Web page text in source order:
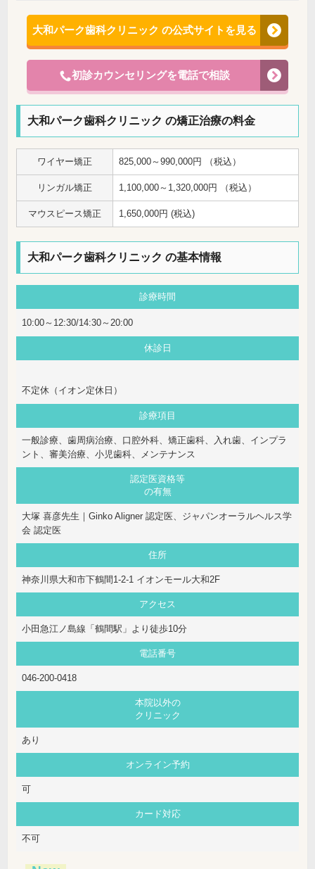
大和パーク歯科クリニック の公式サイトを見る
初診カウンセリングを電話で相談
大和パーク歯科クリニック の矯正治療の料金
ワイヤー矯正 825,000～990,000円 （税込）
リンガル矯正 1,100,000～1,320,000円 （税込）
マウスピース矯正 1,650,000円 (税込)
大和パーク歯科クリニック の基本情報
診療時間
10:00～12:30/14:30～20:00
休診日
不定休（イオン定休日）
診療項目
一般診療、歯周病治療、口腔外科、矯正歯科、入れ歯、インプラ
ント、審美治療、小児歯科、メンテナンス
認定医資格等
の有無
大塚 喜彦先生｜Ginko Aligner 認定医、ジャパンオーラルヘルス学
会 認定医
住所
神奈川県大和市下鶴間1-2-1 イオンモール大和2F
アクセス
小田急江ノ島線「鶴間駅」より徒歩10分
電話番号
046-200-0418
本院以外の
クリニック
あり
オンライン予約
可
カード対応
不可